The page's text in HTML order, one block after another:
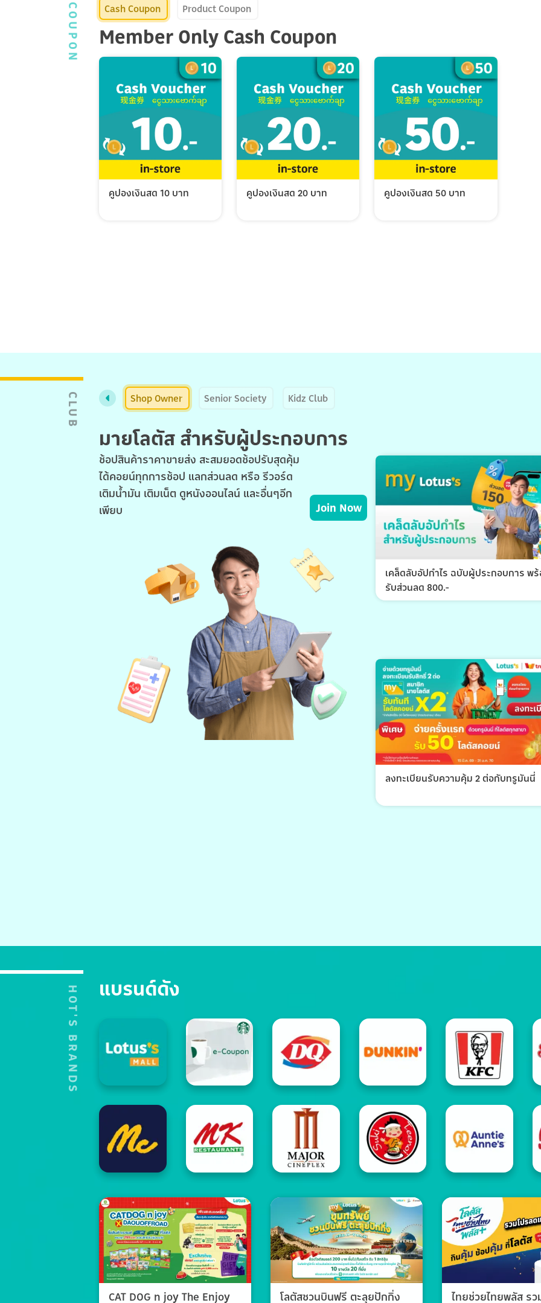
COUPON Cash Coupon Product Coupon
Member Only Cash Coupon
คูปองเงินสด 10 บาท คูปองเงินสด 20 บาท คูปองเงินสด 50 บาท
CLUB Shop Owner Senior Society Kidz Club
มายโลตัส สำหรับผู้ประกอบการ
ช้อปสินค้าราคาขายส่ง สะสมยอดช้อปรับสุดคุ้ม
ได้คอยน์ทุกการช้อป แลกส่วนลด หรือ รีวอร์ด
เติมน้ำมัน เติมเน็ต ดูหนังออนไลน์ และอื่นๆอีก
เพียบ
Join Now
เคล็ดลับอัปกำไร ฉบับผู้ประกอบการ พ
รับส่วนลด 800.-
ลงทะเบียนรับความคุ้ม 2 ต่อกับทรูมันนี่
HOT'S BRANDS แบรนด์ดัง
CAT DOG n joy The Enjoy
โลตัสชวนบินฟรี ตะลุยปักกิ่ง
ไทยช่วยไทยพลัส รว